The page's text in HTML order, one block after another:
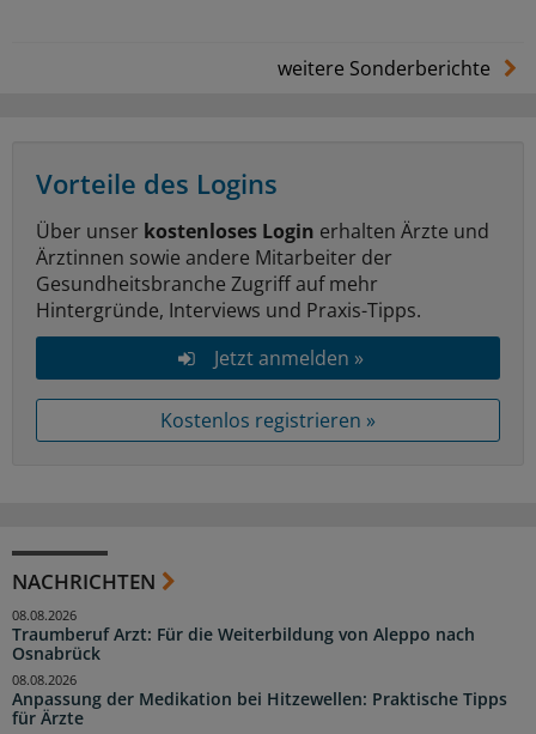
weitere Sonderberichte
Vorteile des Logins
Über unser kostenloses Login erhalten Ärzte und
Ärztinnen sowie andere Mitarbeiter der
Gesundheitsbranche Zugriff auf mehr
Hintergründe, Interviews und Praxis-Tipps.
Jetzt anmelden »
Kostenlos registrieren »
NACHRICHTEN
Traumberuf Arzt: Für die Weiterbildung von Aleppo nach
Osnabrück
08.08.2026
Anpassung der Medikation bei Hitzewellen: Praktische Tipps
für Ärzte
08.08.2026